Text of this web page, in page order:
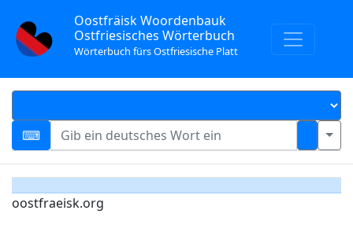
Oostfräisk Woordenbauk
Ostfriesisches Wörterbuch
Wörterbuch fürs Ostfriesische Platt
oostfraeisk.org